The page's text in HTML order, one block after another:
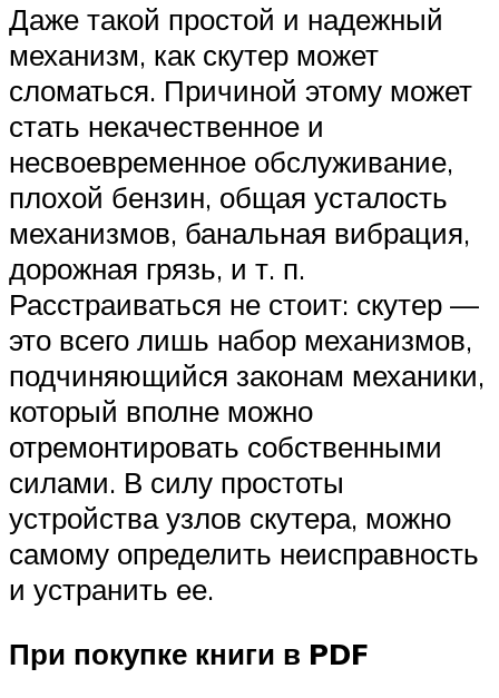
Даже такой простой и надежный
механизм, как скутер может
сломаться. Причиной этому может
стать некачественное и
несвоевременное обслуживание,
плохой бензин, общая усталость
механизмов, банальная вибрация,
дорожная грязь, и т. п.
Расстраиваться не стоит: скутер —
это всего лишь набор механизмов,
подчиняющийся законам механики,
который вполне можно
отремонтировать собственными
силами. В силу простоты
устройства узлов скутера, можно
самому определить неисправность
и устранить ее.
При покупке книги в PDF